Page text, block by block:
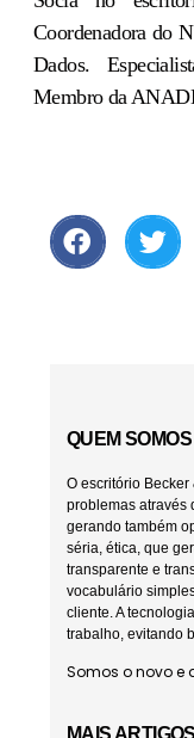
Coordenadora do
Dados.
Membro da
QUEM SOMOS
O escritório
problemas através
gerando também
séria, ética, que
transparente e
vocabulário
cliente. A
trabalho, evitando
Somos o novo e
MAIS ARTIGOS